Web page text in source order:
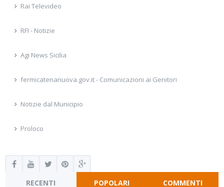
Rai Televideo
RFI - Notizie
Agi News Sicilia
fermicatenanuova.gov.it - Comunicazioni ai Genitori
Notizie dal Municipio
Proloco
RECENTI POPOLARI COMMENTI